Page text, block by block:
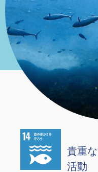
貴重
活動